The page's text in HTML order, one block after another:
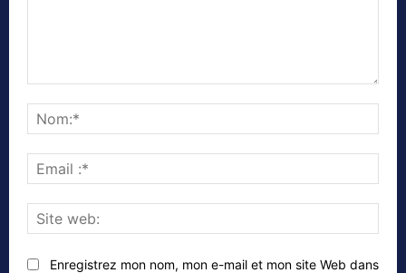
:*
web:
Enregistrez mon nom, mon e-mail et mon site Web dans